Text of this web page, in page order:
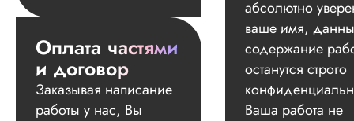
Оплата частями
и договор
Заказывая написание
работы у нас, Вы
абсолютно
ваше имя,
содержание
останутся строго
Ваша работа не